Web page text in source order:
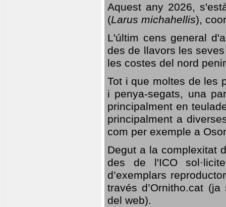
Aquest any 2026,
(Larus michahellis),
L'últim cens general
des de llavors les
les costes del nord
Tot i que moltes de les
i penya-segats, una
principalment en
principalment a
com per exemple a
Degut a la complexitat
des de l'ICO
d’exemplars
través d’Ornitho.cat
del web).